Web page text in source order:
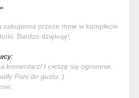
zakupiona przeze mnie w komplecie
Bardzo dziękuję!
komentarz! I cieszę się ogromnie,
Pani do gustu :)